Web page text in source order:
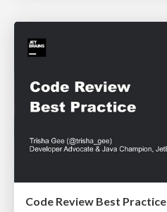
Code Review Best Practice